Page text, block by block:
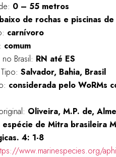
0 – 55metros
de rochas e piscinas de
carnívoro
comum
Brasil: RN até ES
Salvador, Bahia, Brasil
considerada pelo WoRMs
Oliveira, M.P. de,
espécie de Mitra brasileira
4: 1-8
www.marinespecies.org/